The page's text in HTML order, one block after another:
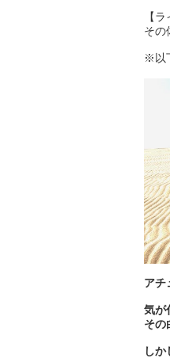
【
その
※以
アチ
気が
その
しか